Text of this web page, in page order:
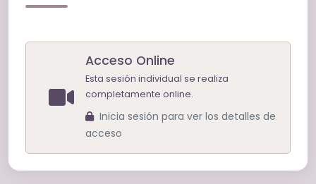
Acceso Online
Esta sesión individual se realiza
completamente online.
Inicia sesión para ver los detalles de
acceso